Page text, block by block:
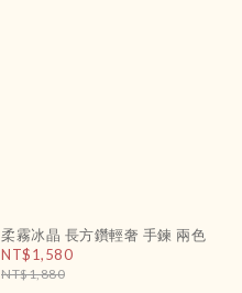
柔霧冰晶 長方鑽輕奢 手鍊 兩色
NT$1,580
NT$1,880